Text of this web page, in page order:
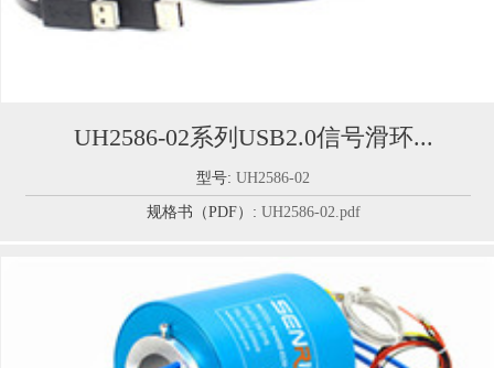
UH2586-02系列USB2.0信号滑环...
型号:UH2586-02
规格书（PDF）: UH2586-02.pdf